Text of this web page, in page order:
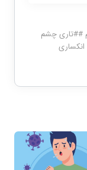
##تاري چشم